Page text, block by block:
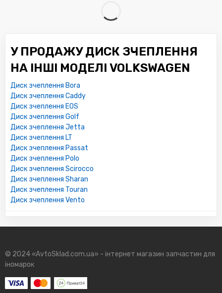
У ПРОДАЖУ ДИСК ЗЧЕПЛЕННЯ
НА ІНШІ МОДЕЛІ VOLKSWAGEN
Диск зчеплення Bora
Диск зчеплення Caddy
Диск зчеплення EOS
Диск зчеплення Golf
Диск зчеплення Jetta
Диск зчеплення LT
Диск зчеплення Passat
Диск зчеплення Polo
Диск зчеплення Scirocco
Диск зчеплення Sharan
Диск зчеплення Touran
Диск зчеплення Vento
© 2024 «AvtoSklad.com.ua» - інтернет магазин запчастин для
іномарок